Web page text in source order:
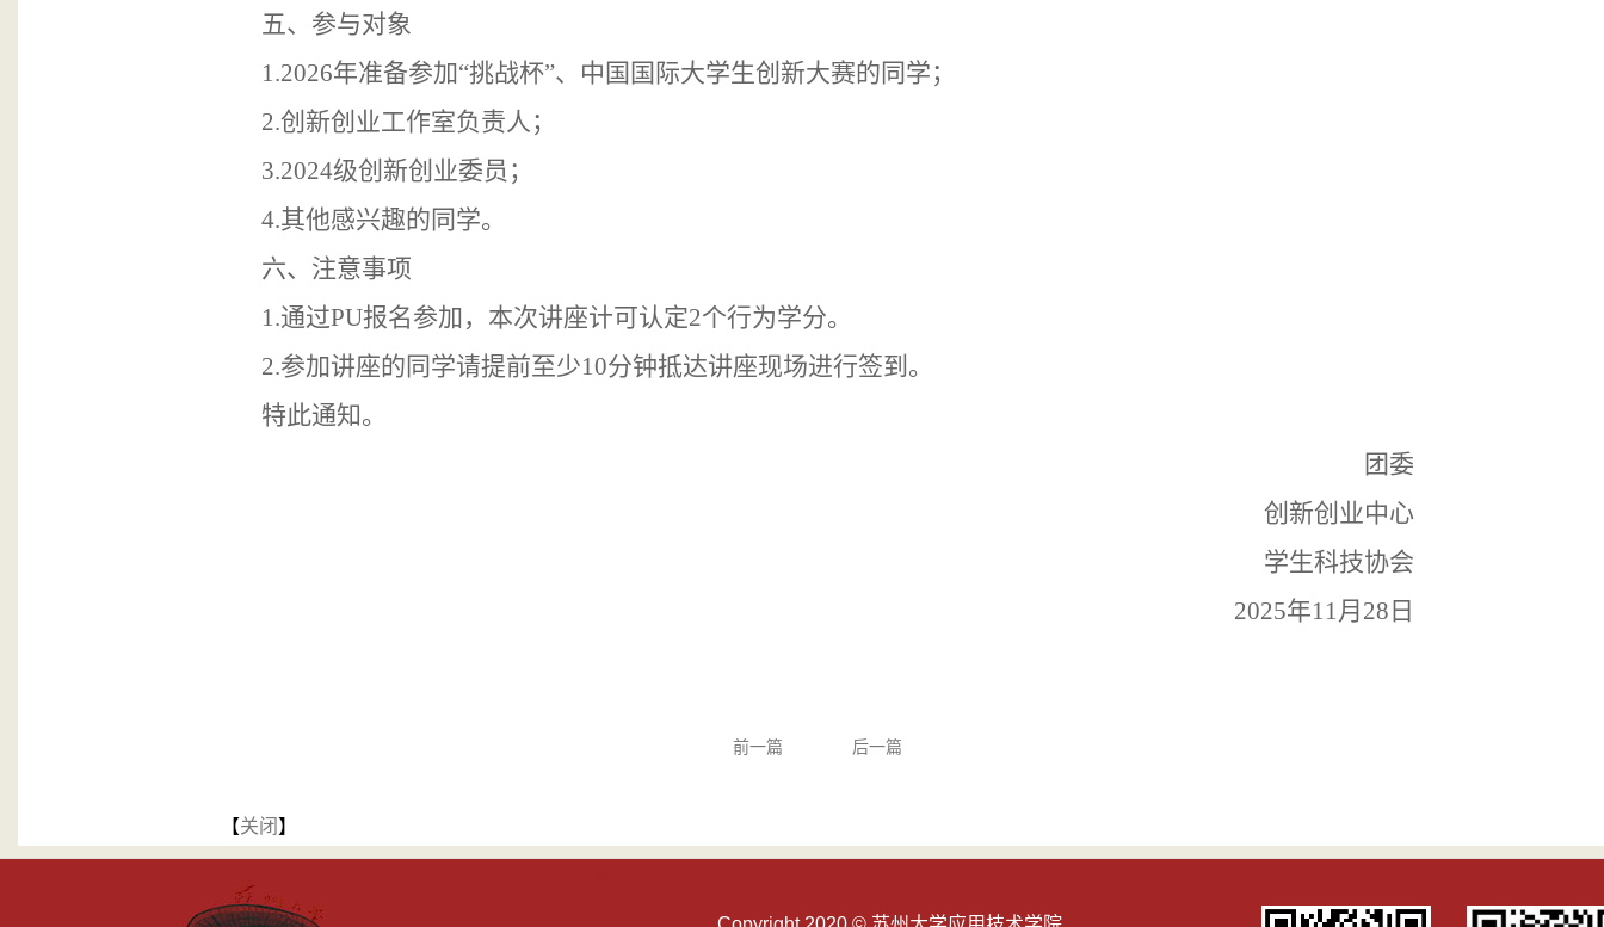
五、 参与对象
1.2026年准备参加“挑战杯”、中国国际大学生创新大赛的同学；
2.创新创业工作室负责人；
3.2024级创新创业委员；
4.其他感兴趣的同学。
六、注意事项
1.通过PU报名参加，本次讲座计可认定2个行为学分。
2.参加讲座的同学请提前至少10分钟抵达讲座现场进行签到。
特此通知。
团委
创新创业中心
学生科技协会
2025年11月28 日
前一篇 后一篇
【关闭 】